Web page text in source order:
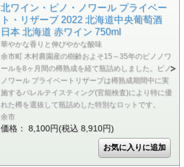
北ワイン・ピノ・ノワール プライベー
ト・リザーブ 2022 北海道中央葡萄酒
日本 北海道 赤ワイン 750ml
華やかな香りと伸びやかな酸味
余市町 木村農園産の樹齢およそ15～35年のピノノワ
ールを8ヶ月間の樽熟成を経て瓶詰めしました。ピノ
ノワール プライベートリザーブは樽熟成期間中に実
施するバレルテイスティング(官能検査)により特に優
れた樽を選抜して瓶詰めした特別なロットです。
余市
価格： 8,100円(税込 8,910円)